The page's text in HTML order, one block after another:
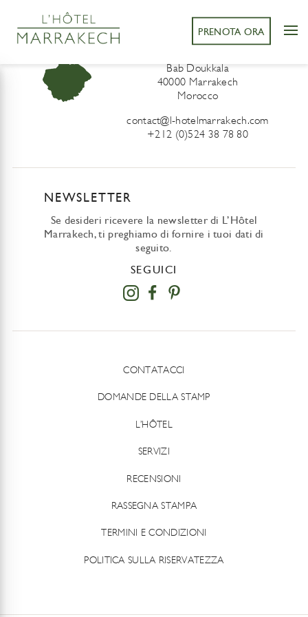
PRENOTA ORA
L’Hôtel Marrakech
Bab Doukkala
40000 Marrakech
Morocco
contact@l-hotelmarrakech.com
+212 (0)524 38 78 80
NEWSLETTER
Se desideri ricevere la newsletter di L’Hôtel
Marrakech, ti preghiamo di fornire i tuoi dati di
seguito.
SEGUICI
CONTATACCI
DOMANDE DELLA STAMP
L’HÔTEL
SERVIZI
RECENSIONI
RASSEGNA STAMPA
TERMINI E CONDIZIONI
POLITICA SULLA RISERVATEZZA